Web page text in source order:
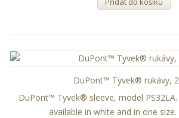
DuPont™ Tyvek® rukávy,
DuPont™ Tyvek® sleeve, model
available in white and in one size.